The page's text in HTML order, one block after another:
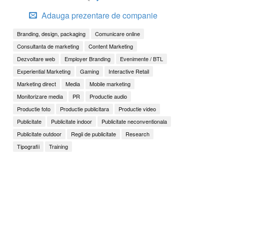
Adauga prezentare de companie
Branding, design, packaging
Comunicare online
Consultanta de marketing
Content Marketing
Dezvoltare web
Employer Branding
Evenimente / BTL
Experiential Marketing
Gaming
Interactive Retail
Marketing direct
Media
Mobile marketing
Monitorizare media
PR
Productie audio
Productie foto
Productie publicitara
Productie video
Publicitate
Publicitate indoor
Publicitate neconventionala
Publicitate outdoor
Regii de publicitate
Research
Tipografii
Training